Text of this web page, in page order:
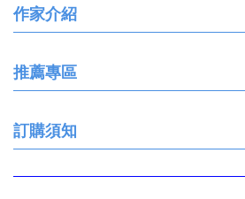
作家介紹
推薦專區
訂購須知